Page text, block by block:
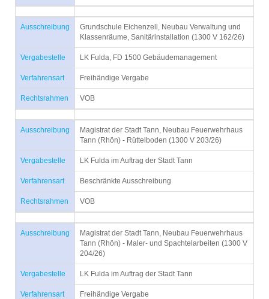
Ausschreibung
Grundschule Eichenzell, Neubau Verwaltung und
Klassenräume, Sanitärinstallation (1300 V 162/26)
Vergabestelle LK Fulda, FD 1500 Gebäudemanagement
Verfahrensart Freihändige Vergabe
Rechtsrahmen VOB
Ausschreibung
Magistrat der Stadt Tann, Neubau Feuerwehrhaus
Tann (Rhön) - Rüttelboden (1300 V 203/26)
Vergabestelle LK Fulda im Auftrag der Stadt Tann
Verfahrensart Beschränkte Ausschreibung
Rechtsrahmen VOB
Ausschreibung
Magistrat der Stadt Tann, Neubau Feuerwehrhaus
Tann (Rhön) - Maler- und Spachtelarbeiten (1300 V
204/26)
Vergabestelle LK Fulda im Auftrag der Stadt Tann
Verfahrensart Freihändige Vergabe